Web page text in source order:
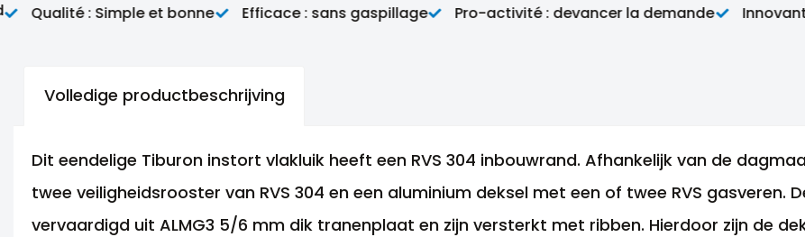
Qualité : Simple et bonne Efficace : sans gaspillage Pro-activité : devancer la demande Innovant :
Volledige productbeschrijving
Dit eendelige Tiburon instort vlakluik heeft een RVS 304 inbouwrand. Afhankelijk van de
twee veiligheidsrooster van RVS 304 en een aluminium deksel met een of twee RVS gasveren.
vervaardigd uit ALMG3 5/6 mm dik tranenplaat en zijn versterkt met ribben. Hierdoor zijn de